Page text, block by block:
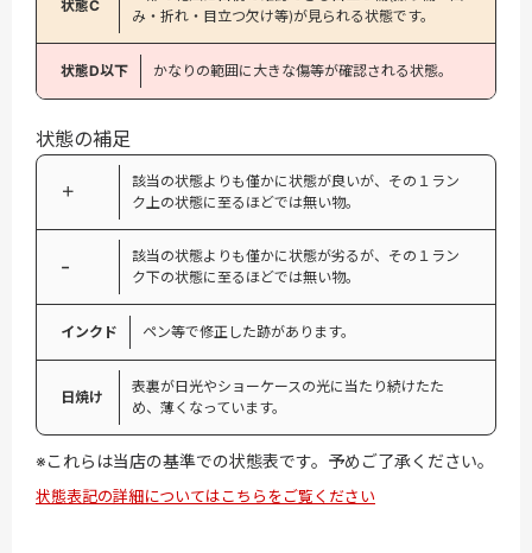
状態C
み・折れ・目立つ欠け等)が見られる状態です。
状態D以下 かなりの範囲に大きな傷等が確認される状態。
状態の補足
＋
該当の状態よりも僅かに状態が良いが、その１ラン
ク上の状態に至るほどでは無い物。
−
該当の状態よりも僅かに状態が劣るが、その１ラン
ク下の状態に至るほどでは無い物。
インクド ペン等で修正した跡があります。
日焼け
表裏が日光やショーケースの光に当たり続けたた
め、薄くなっています。
※これらは当店の基準での状態表です。予めご了承ください。
状態表記の詳細についてはこちらをご覧ください